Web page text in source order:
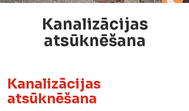
Kanalizācijas
atsūknēšana
Kanalizācijas
atsūknēšana